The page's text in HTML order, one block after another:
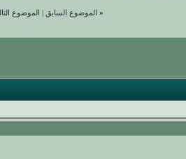
« الموضوع السابق الموضوع